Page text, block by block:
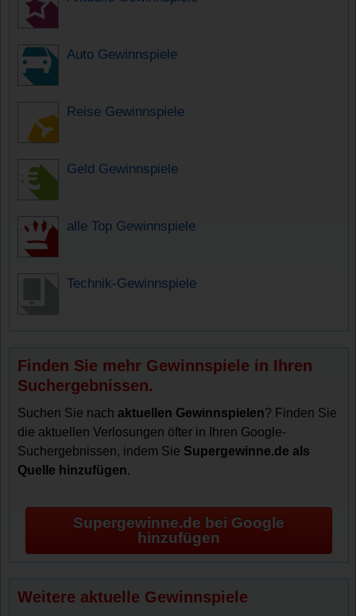
Auto Gewinnspiele
Reise Gewinnspiele
Geld Gewinnspiele
alle Top Gewinnspiele
Technik-Gewinnspiele
Finden Sie mehr Gewinnspiele in Ihren
Suchergebnissen.
Suchen Sie nachaktuellen Gewinnspielen? Finden Sie
die aktuellen Verlosungen öfter in Ihren Google-
Suchergebnissen, indem Sie Supergewinne.de als
Quelle hinzufügen.
Supergewinne.de bei Google
hinzufügen
Weitere aktuelle Gewinnspiele